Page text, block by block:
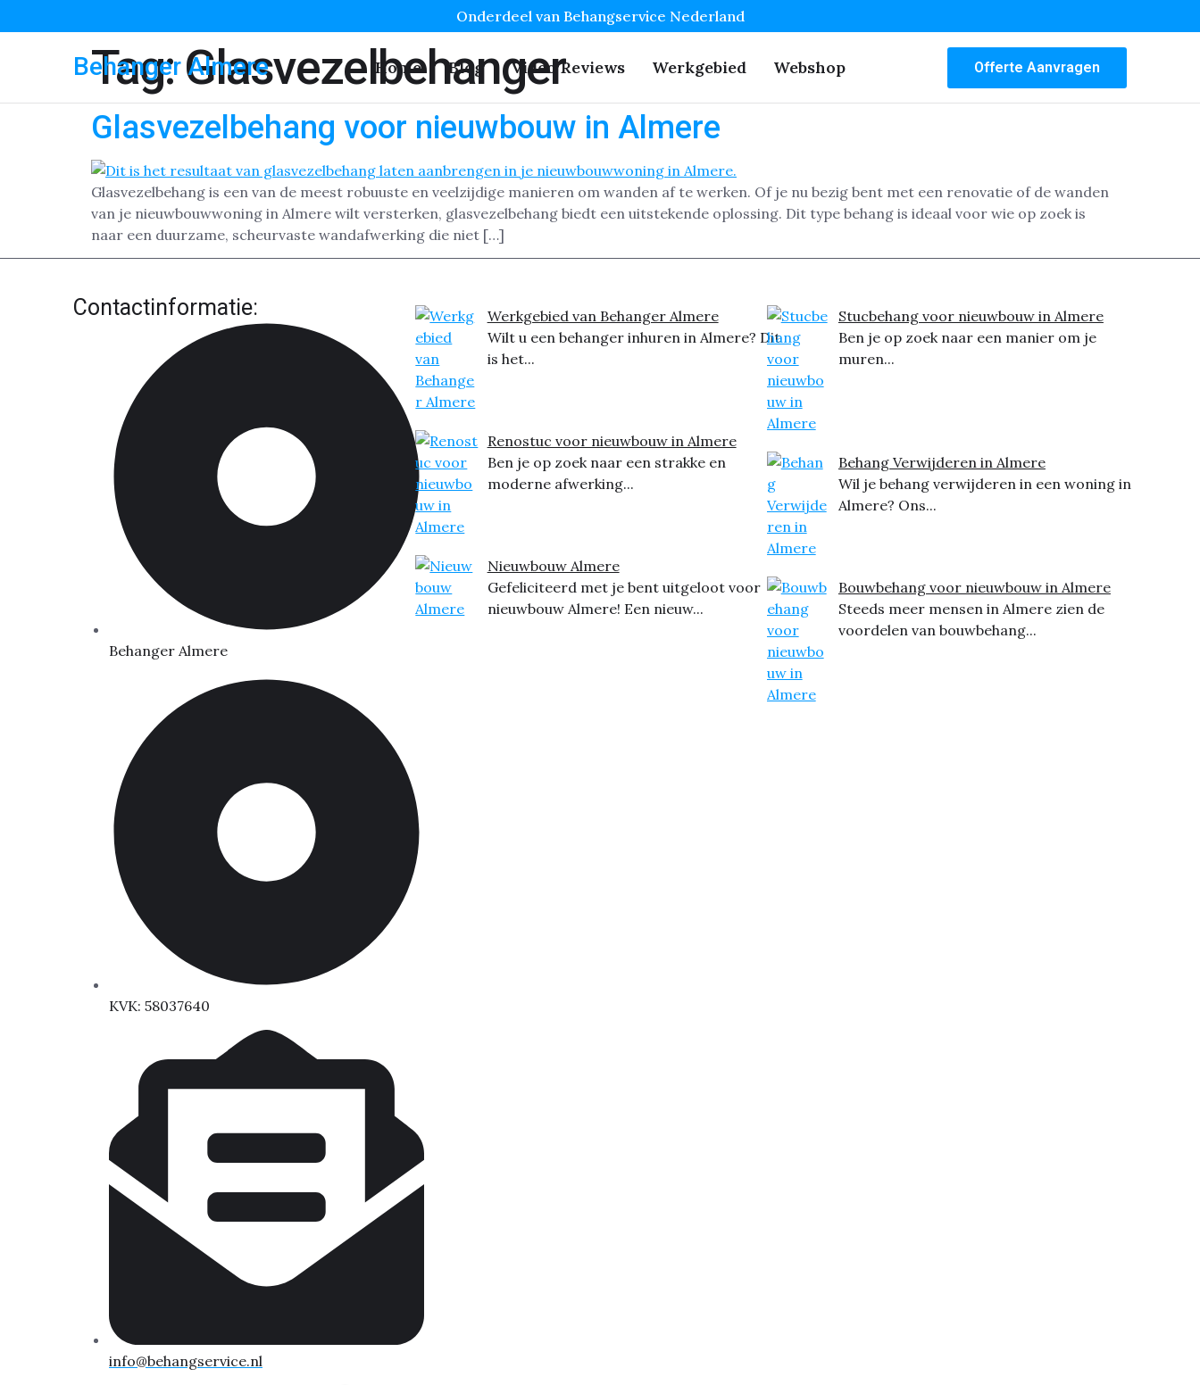
Onderdeel van Behangservice Nederland
Behanger Almere Home Blog Video Reviews Werkgebied Webshop Offerte Aanvragen
Tag:Glasvezelbehanger
Glasvezelbehang voor nieuwbouw in Almere
Glasvezelbehang is een van de meest robuuste en veelzijdige manieren om wanden af te werken. Of je nu bezig bent met een renovatie of de wanden
van je nieuwbouwwoning in Almere wilt versterken, glasvezelbehang biedt een uitstekende oplossing. Dit type behang is ideaal voor wie op zoek is
naar een duurzame, scheurvaste wandafwerking die niet […]
Contactinformatie:
Behanger Almere
KVK: 58037640
info@behangservice.nl
Werkgebied van Behanger Almere
Wilt u een behanger inhuren in Almere? Dit
is het...
Renostuc voor nieuwbouw in Almere
Ben je op zoek naar een strakke en
moderne afwerking...
Nieuwbouw Almere
Gefeliciteerd met je bent uitgeloot voor
nieuwbouw Almere! Een nieuw...
Stucbehang voor nieuwbouw in Almere
Ben je op zoek naar een manier om je
muren...
Behang Verwijderen in Almere
Wil je behang verwijderen in een woning in
Almere? Ons...
Bouwbehang voor nieuwbouw in Almere
Steeds meer mensen in Almere zien de
voordelen van bouwbehang...